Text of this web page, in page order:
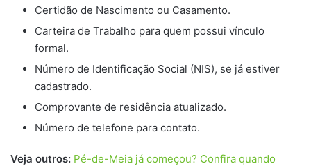
Certidão de Nascimento ou Casamento.
Carteira de Trabalho para quem possui vínculo
formal.
Número de Identificação Social (NIS), se já estiver
cadastrado.
Comprovante de residência atualizado.
Número de telefone para contato.
Veja outros: Pé-de-Meia já começou? Confira quando